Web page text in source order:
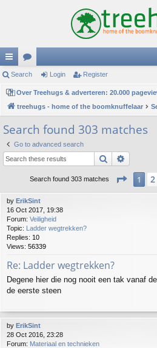
ui
ck
lin
ks
or
u
m
s
Search Login Register
Over Treehugs & adverteren: 20.000
treehugs - home of the boomknuffelaar
Search found 303 matches
Go to advanced search
Search
Search found 303 matches Page 1
1 2
by ErikSint
16 Oct 2017, 19:38
Forum: Veiligheid
Topic:
Ladder wegtrekken?
Replies: 10
Views: 56339
Re: Ladder wegtrekken?
Degene hier die nog nooit een tak vanaf
de eerste steen
by ErikSint
28 Oct 2016, 23:28
Forum: Materiaal en technieken